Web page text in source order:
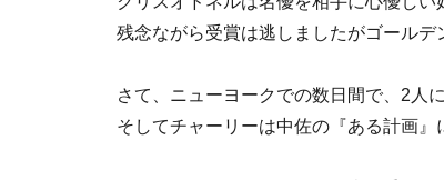
残念ながら受賞は逃しましたがゴールデ
さて、ニューヨークでの数日間で、2人
そしてチャーリーは中佐の『ある計画』